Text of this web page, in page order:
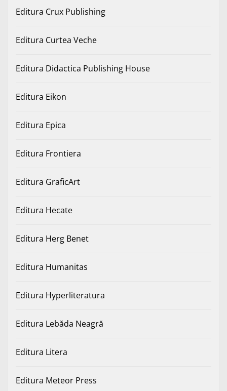
Editura Crux Publishing
Editura Curtea Veche
Editura Didactica Publishing House
Editura Eikon
Editura Epica
Editura Frontiera
Editura GraficArt
Editura Hecate
Editura Herg Benet
Editura Humanitas
Editura Hyperliteratura
Editura Lebăda Neagră
Editura Litera
Editura Meteor Press